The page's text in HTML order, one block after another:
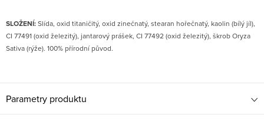
SLOŽENÍ:Slída, oxid titaničitý, oxid zinečnatý, stearan hořečnatý, kaolin (bílý jíl),
CI 77491 (oxid železitý), jantarový prášek, CI 77492 (oxid železitý), škrob Oryza
Sativa (rýže). 100% přírodní původ.
Parametry produktu